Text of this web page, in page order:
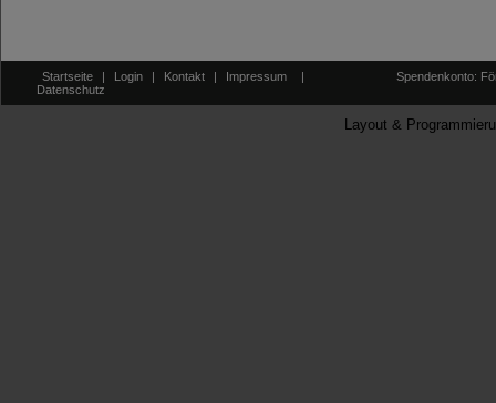
Startseite | Login | Kontakt | Impressum
|
Datenschutz
Spendenkonto:
Layout &